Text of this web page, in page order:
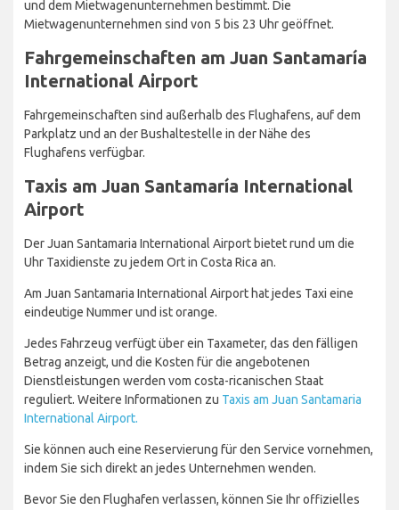
und dem Mietwagenunternehmen bestimmt. Die
Mietwagenunternehmen sind von 5 bis 23 Uhr geöffnet.
Fahrgemeinschaften am Juan Santamaría
International Airport
Fahrgemeinschaften sind außerhalb des Flughafens, auf dem
Parkplatz und an der Bushaltestelle in der Nähe des
Flughafens verfügbar.
Taxis am Juan Santamaría International
Airport
Der Juan Santamaria International Airport bietet rund um die
Uhr Taxidienste zu jedem Ort in Costa Rica an.
Am Juan Santamaria International Airport hat jedes Taxi eine
eindeutige Nummer und ist orange.
Jedes Fahrzeug verfügt über ein Taxameter, das den fälligen
Betrag anzeigt, und die Kosten für die angebotenen
Dienstleistungen werden vom costa-ricanischen Staat
reguliert. Weitere Informationen zu Taxis am Juan Santamaria
International Airport.
Sie können auch eine Reservierung für den Service vornehmen,
indem Sie sich direkt an jedes Unternehmen wenden.
Bevor Sie den Flughafen verlassen, können Sie Ihr offizielles